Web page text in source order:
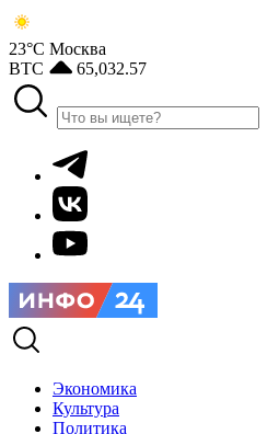
23°С Москва
BTC
65,032.57
Экономика
Культура
Политика